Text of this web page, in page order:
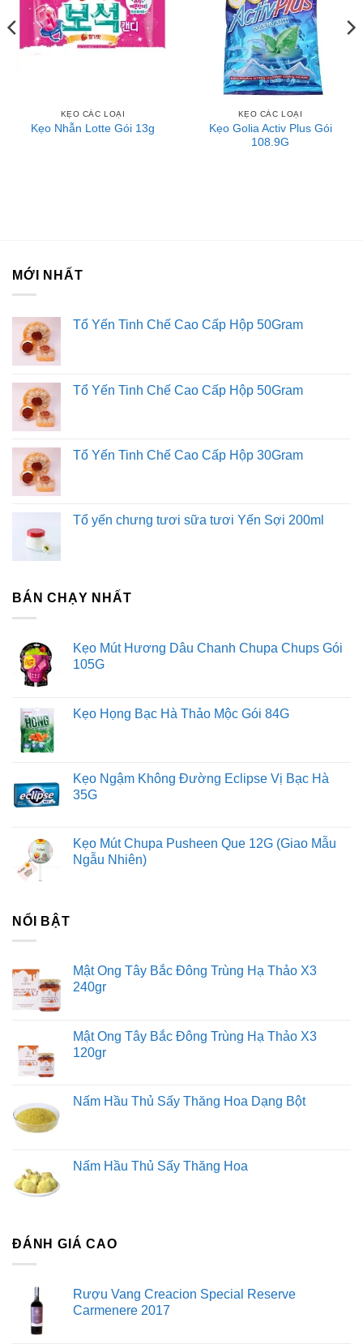
ngay sản phẩm. Lưu ý khi sử dụng: Cho trẻ ăn kẹo từng
phần bằng cách phân đoạn kẹo gum thành từng đoạn nhỏ
để tránh mắc nghẹn khi nhai nuốt. Dành cho bé trên 3 tuổi.
Bảo quản: Nơi khô ráo, thoáng mát, tránh ánh nắng trực
hiệu Đức. Nơi sản xuất: Mexico.
Tư vấn đầu tư chứng khoán
KẸO CÁC LOẠI
Kẹo Nhẫn Lotte Gói 13g
KẸO CÁC LOẠI
Kẹo Golia Activ Plus Gói
108.9G
MỚI NHẤT
Tổ Yến Tinh Chế Cao Cấp Hộp 50Gram
Tổ Yến Tinh Chế Cao Cấp Hộp 50Gram
Tổ Yến Tinh Chế Cao Cấp Hộp 30Gram
Tổ yến chưng tươi sữa tươi Yến Sợi 200ml
BÁN CHẠY NHẤT
Kẹo Mút Hương Dâu Chanh Chupa Chups Gói
105G
Kẹo Họng Bạc Hà Thảo Mộc Gói 84G
Kẹo Ngậm Không Đường Eclipse Vị Bạc Hà
35G
Kẹo Mút Chupa Pusheen Que 12G (Giao Mẫu
Ngẫu Nhiên)
NỔI BẬT
Mật Ong Tây Bắc Đông Trùng Hạ Thảo X3
240gr
Mật Ong Tây Bắc Đông Trùng Hạ Thảo X3
120gr
Nấm Hầu Thủ Sấy Thăng Hoa Dạng Bột
Nấm Hầu Thủ Sấy Thăng Hoa
ĐÁNH GIÁ CAO
Rượu Vang Creacion Special Reserve
Carmenere 2017